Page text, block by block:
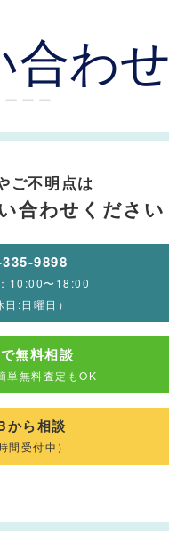
合わせ
ー ー ー
ご不明点は
合わせください
9898
10:00〜18:00
日:日曜日）
無料相談
単無料査定もOK
から相談
間受付中）